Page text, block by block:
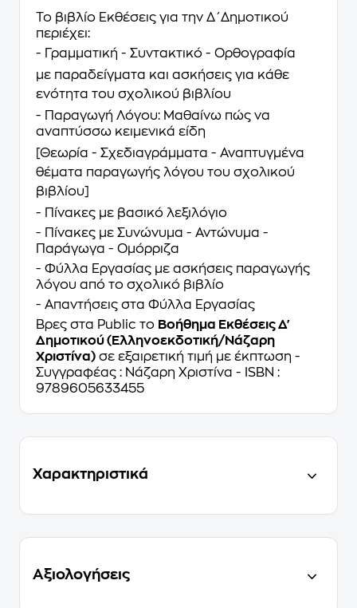
Το βιβλίο Εκθέσεις για την Δ΄Δημοτικού
περιέχει:
- Γραμματική - Συντακτικό - Ορθογραφία
με παραδείγματα και ασκήσεις για κάθε
ενότητα του σχολικού βιβλίου
- Παραγωγή Λόγου: Μαθαίνω πώς να
αναπτύσσω κειμενικά είδη
[Θεωρία - Σχεδιαγράμματα - Αναπτυγμένα
θέματα παραγωγής λόγου του σχολικού
βιβλίου]
- Πίνακες με βασικό λεξιλόγιο
- Πίνακες με Συνώνυμα - Αντώνυμα -
Παράγωγα - Ομόρριζα
- Φύλλα Εργασίας με ασκήσεις παραγωγής
λόγου από το σχολικό βιβλίο
- Απαντήσεις στα Φύλλα Εργασίας
Βρες στα Public το Βοήθημα Εκθέσεις Δ'
Δημοτικού (Ελληνοεκδοτική/Νάζαρη
Χριστίνα) σε εξαιρετική τιμή με έκπτωση -
Συγγραφέας : Νάζαρη Χριστίνα - ISBN :
9789605633455
Χαρακτηριστικά
Αξιολογήσεις